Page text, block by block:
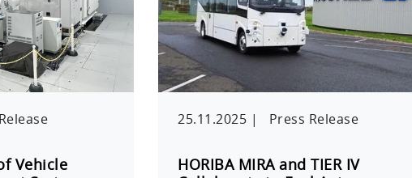
Vehicle
25.11.2025 Press Release
HORIBA MIRA and TIER IV